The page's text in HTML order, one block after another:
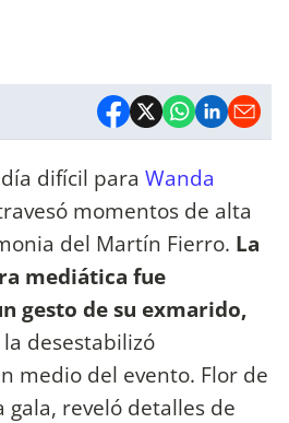
difícil para Wanda
momentos de alta
del Martín Fierro. La
mediática fue
gesto de su exmarido,
desestabilizó
medio del evento. Flor de
gala, reveló detalles de